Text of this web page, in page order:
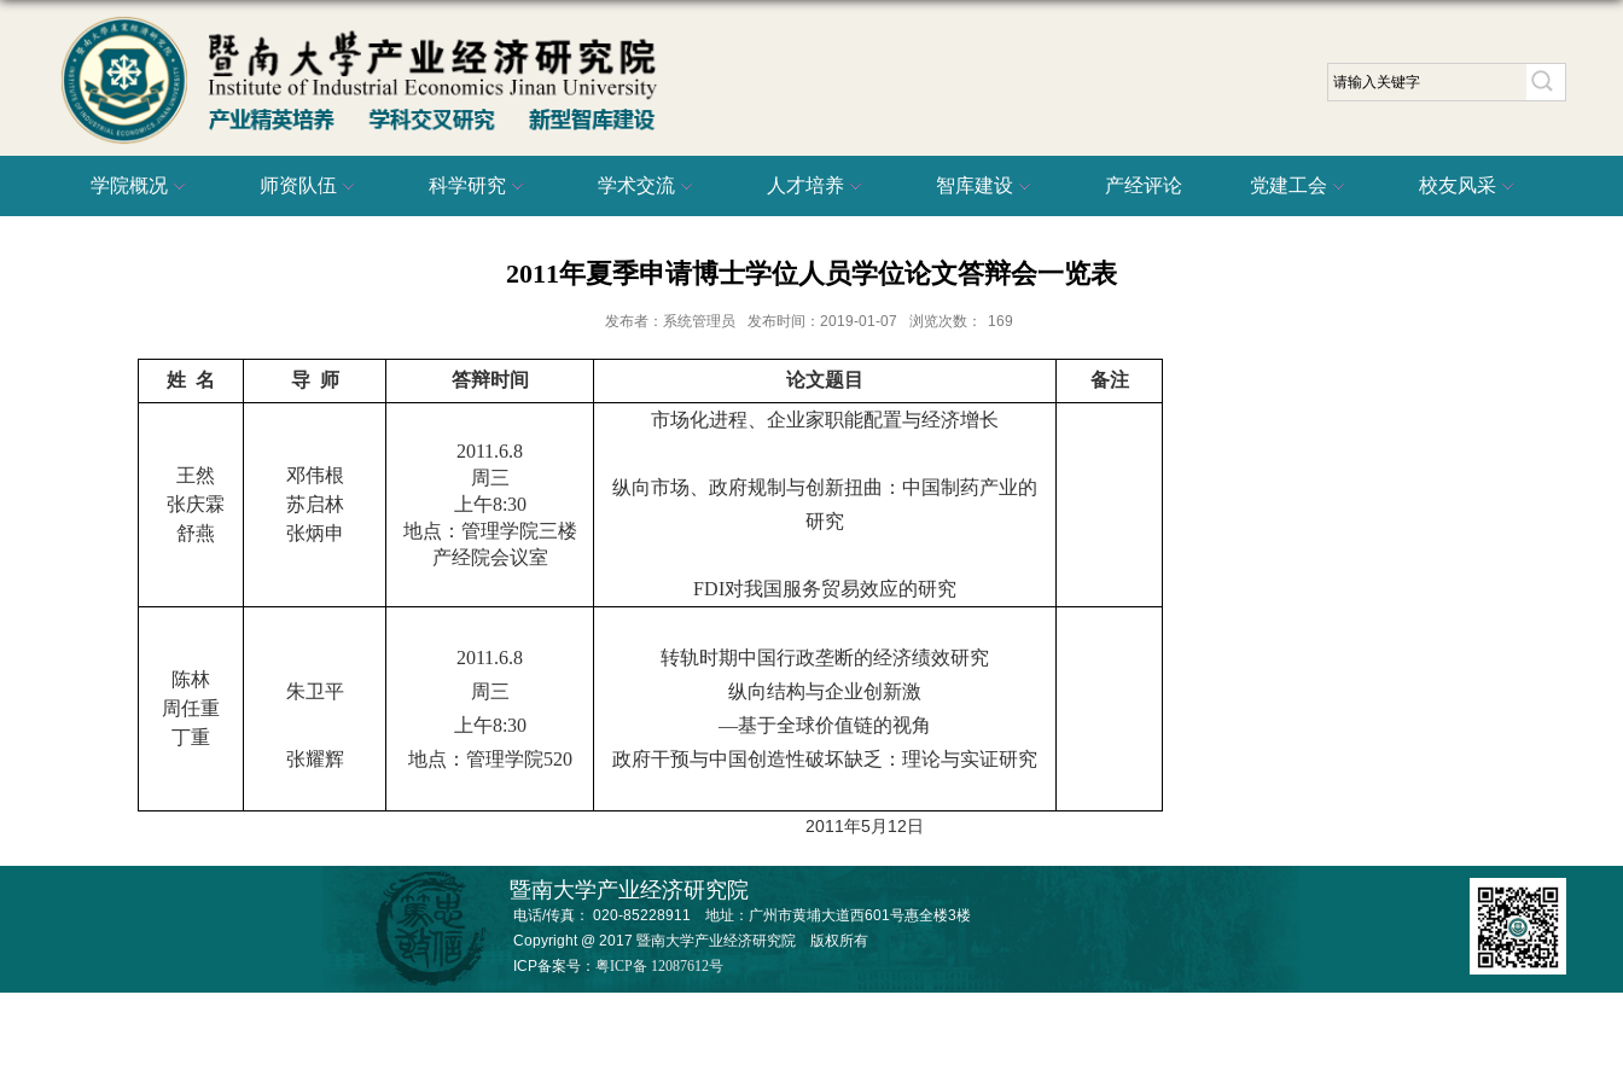
学院概况 师资队伍 科学研究 学术交流 人才培养 智库建设 产经评论 党建工会 校友风采
2011年夏季申请博士学位人员学位论文答辩会一览表
发布者：系统管理员 发布时间：2019-01-07 浏览次数： 169
姓 名 导 师 答辩时间 论文题目 备注
王然
张庆霖
舒燕
邓伟根
苏启林
张炳申
2011.6.8
周三
上午8:30
地点：管理学院三楼
产经院会议室
市场化进程、企业家职能配置与经济增长
纵向市场、政府规制与创新扭曲：中国制药产业的
研究
FDI对我国服务贸易效应的研究
陈林
周任重
丁重
朱卫平
张耀辉
2011.6.8
周三
上午8:30
地点：管理学院520
转轨时期中国行政垄断的经济绩效研究
纵向结构与企业创新激
—基于全球价值链的视角
政府干预与中国创造性破坏缺乏：理论与实证研究
2011年5月12日
暨南大学产业经济研究院
电话/传真： 020-85228911
地址：广州市黄埔大道西601号惠全楼3楼
Copyright @ 2017 暨南大学产业经济研究院 版权所有
ICP备案号： 粤ICP备 12087612号